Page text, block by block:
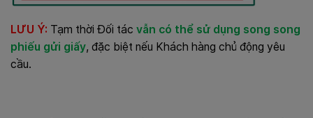
LƯU Ý: Tạm thời Đối tác vẫn có thể sử dụng song song
phiếu gửi giấy, đặc biệt nếu Khách hàng chủ động yêu
cầu.